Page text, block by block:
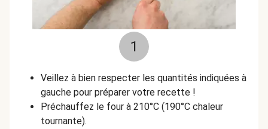
1
Veillez à bien respecter les quantités indiquées à
gauche pour préparer votre recette !
Préchauffez le four à 210°C (190°C chaleur
tournante).